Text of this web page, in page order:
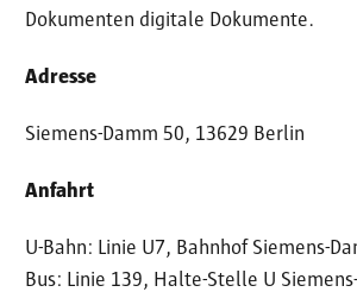
Dokumenten digitale Dokumente.
Adresse
Siemens-Damm 50, 13629 Berlin
Anfahrt
U-Bahn: Linie U7, Bahnhof Siemens-
Bus: Linie 139, Halte-Stelle U